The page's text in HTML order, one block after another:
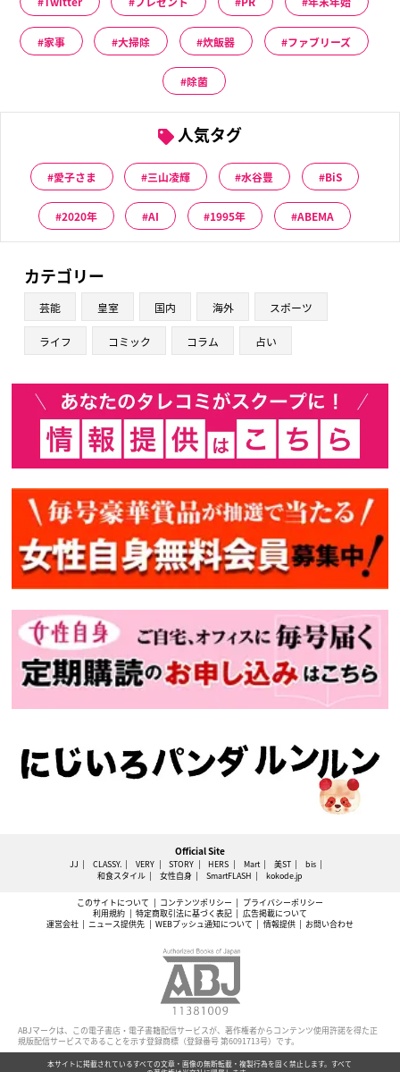
家事 大掃除 炊飯器 ファブリーズ
除菌
人気タグ
愛子さま 三山凌輝 水谷豊 BiS
2020年 AI 1995年 ABEMA
カテゴリー
芸能 皇室 国内 海外 スポーツ
ライフ コミック コラム 占い
Official Site
JJ CLASSY. VERY STORY HERS Mart 美ST
bis
和食スタイル
女性自身 SmartFLASH kokode.jp
このサイトについて コンテンツポリシー
プライバシーポリシー
利用規約
特定商取引法に基づく表記
広告掲載について
運営会社
ニュース提供先 WEBプッシュ通知について 情報提供 お問い合わせ
ABJマークは、この電子書店・電子書籍配信サービスが、著作権者からコンテンツ使用許諾を得た正
規版配信サービスであることを示す登録商標（登録番号 第6091713号）です。
本サイトに掲載されているすべての文章・画像の無断転載・複製行為を固く禁止します。すべて